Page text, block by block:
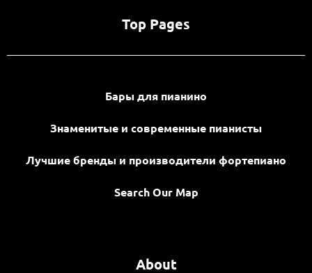
Top Pages
Бары для пианино
Знаменитые и современные пианисты
Лучшие бренды и производители фортепиано
Search Our Map
About